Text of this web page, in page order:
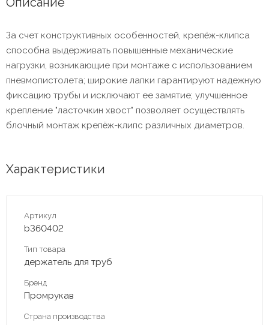
За счет конструктивных особенностей, крепёж-клипса
способна выдерживать повышенные механические
нагрузки, возникающие при монтаже с использованием
пневмопистолета; широкие лапки гарантируют надежную
фиксацию трубы и исключают ее замятие; улучшенное
крепление "ласточкин хвост" позволяет осуществлять
блочный монтаж крепёж-клипс различных диаметров.
Характеристики
Артикул
b360402
Тип товара
держатель для труб
Бренд
Промрукав
Страна производства